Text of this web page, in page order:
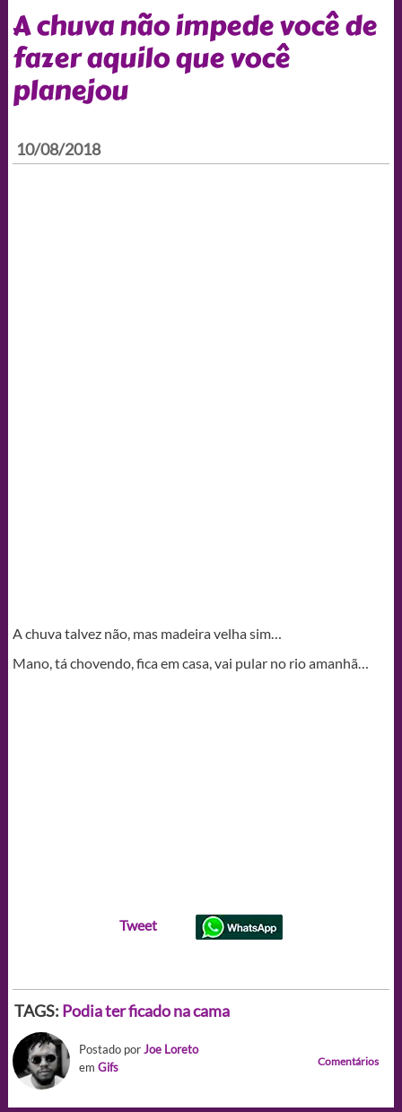
A chuva não impede você de
fazer aquilo que você
planejou
10/08/2018
A chuva talvez não, mas madeira velha sim…
Mano, tá chovendo, fica em casa, vai pular no rio amanhã…
Tweet
TAGS: Podia ter ficado na cama
Postado porJoe Loreto
em Gifs Comentários